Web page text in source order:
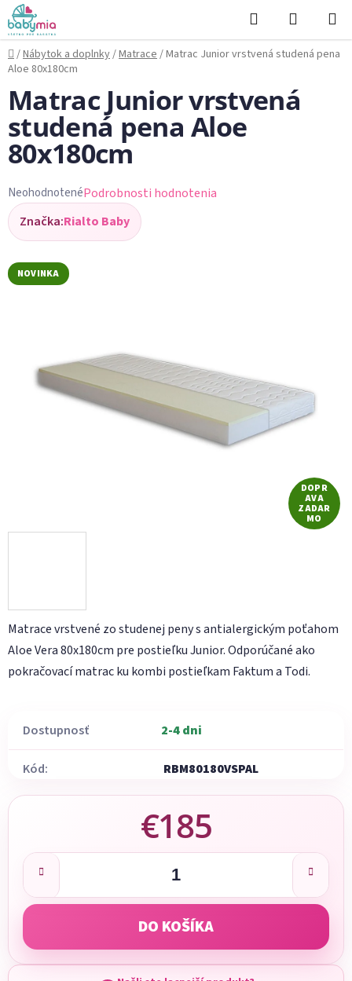
Prejsť
na
obsah
Hľadať
KOŠÍK
Domov
/Nábytok a doplnky/Matrace/Matrac Junior vrstvená studená pena
Aloe 80x180cm
Matrace vrstvené zo studenej peny s antialergickým poťahom
Aloe Vera 80x180cm pre postieľku Junior. Odporúčané ako
pokračovací matrac ku kombi postieľkam Faktum a Todi.
Dostupnosť 2-4 dni
Kód: RBM80180VSPAL
€185
Jednotková cena:
DO KOŠÍKA
Matrac Junior vrstvená
studená pena Aloe
80x180cm
Priemerné
hodnotenie
produktu
je
0,0
NeohodnotenéPodrobnosti hodnotenia
Značka:Rialto Baby
NOVINKA
DOPR
AVA
ZADAR
MO